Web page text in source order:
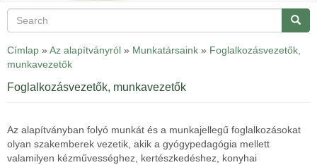
Search
Címlap » Az alapítványról » Munkatársaink » Foglalkozásvezetők,
munkavezetők
Foglalkozásvezetők, munkavezetők
Az alapítványban folyó munkát és a munkajellegű foglalkozásokat
olyan szakemberek vezetik, akik a gyógypedagógia mellett
valamilyen kézművességhez, kertészkedéshez, konyhai